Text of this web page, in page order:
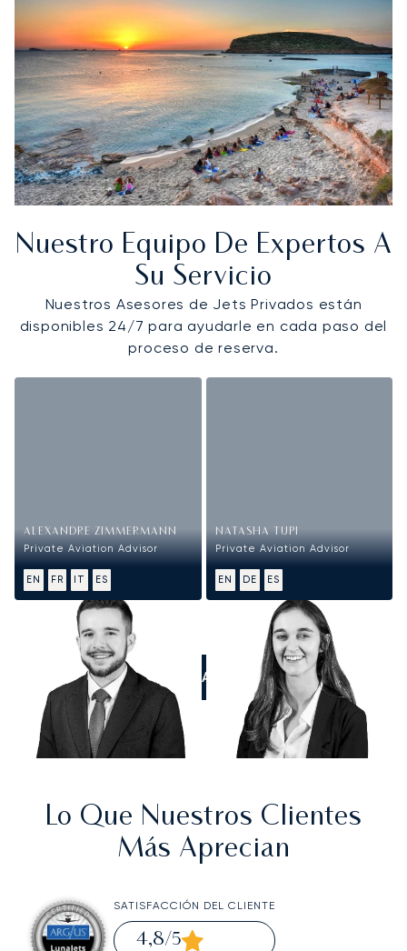
Nuestro Equipo De Expertos A
Su Servicio
Nuestros Asesores de Jets Privados están
disponibles 24/7 para ayudarle en cada paso del
proceso de reserva.
ALEXANDRE ZIMMERMANN
Private Aviation Advisor
EN FR IT ES
NATASHA TUPI
Private Aviation Advisor
EN DE ES
LLÁMANOS
Lo Que Nuestros Clientes
Más Aprecian
SATISFACCIÓN DEL CLIENTE
4,8/5